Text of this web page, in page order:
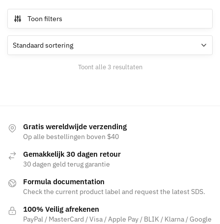
Toon filters
Toont alle 3 resultaten
Gratis wereldwijde verzending
Op alle bestellingen boven $40
Gemakkelijk 30 dagen retour
30 dagen geld terug garantie
Formula documentation
Check the current product label and request the latest SDS.
100% Veilig afrekenen
PayPal / MasterCard / Visa / Apple Pay / BLIK / Klarna / Google